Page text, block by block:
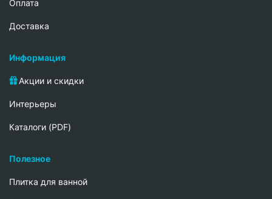
Oплата
Доставка
Информация
Акции и скидки
Интерьеры
Каталоги (PDF)
Полезное
Плитка для ванной